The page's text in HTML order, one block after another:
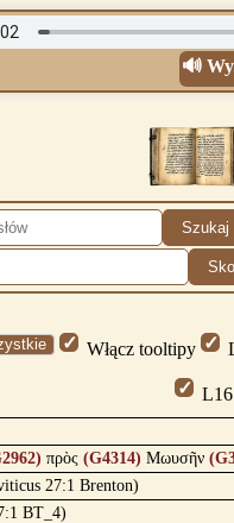
🔊
Szukaj
Włącz tooltipy
L16
πρὸς (G4314) Μωυσῆν
27:1 Brenton)
BT_4)